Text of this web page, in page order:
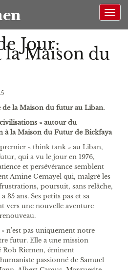
Jour:
la Maison du
de la Maison du futur au Liban.
» autour du
à la Maison du Futur de Bickfaya
« think tank » au Liban,
qui a vu le jour en 1976,
et persévérance semblent
Amine Gemayel qui, malgré les
poursuit, sans relâche,
ans. Ses petits pas et sa
vers une nouvelle aventure
n’est pas uniquement notre
futur. Elle a une mission
Rob Riemen, éminent
passionné de Samuel